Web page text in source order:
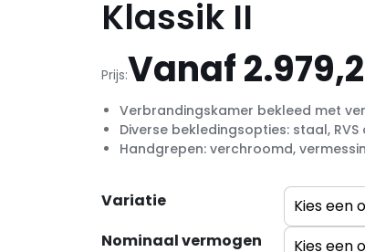
Klassik II
Prijs:Vanaf
Verbrandingskamer bekleed met
Diverse bekledingsopties: staal,
Handgrepen: verchroomd,
Variatie
Nominaal vermogen